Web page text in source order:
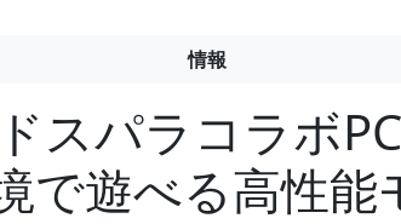
情報
スパラコラボ
で遊べる高性能